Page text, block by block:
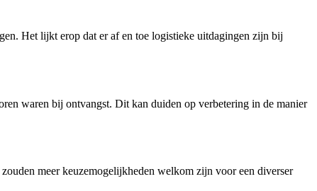
Het lijkt erop dat er af en toe logistieke uitdagingen zijn bij
waren bij ontvangst. Dit kan duiden op verbetering in de manier
meer keuzemogelijkheden welkom zijn voor een diverser